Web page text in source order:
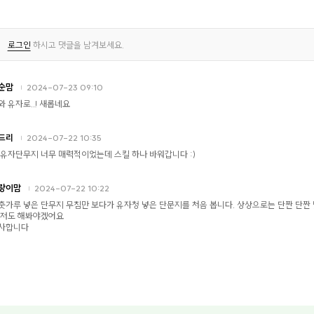
로그인 하시고 댓글을 남겨보세요.
맘 2024-07-23 09:10
유자로..! 새롭네요
리 2024-07-22 10:35
자단무지 너무 매력적이었는데 스킬 하나 바워갑니다 :)
이맘 2024-07-22 10:22
가루 넣은 단무지 무침만 보다가 유자청 넣은 단문지를 처음 봅니다. 상상으로는 단짠 단짠
도 해봐야겠어요
합니다